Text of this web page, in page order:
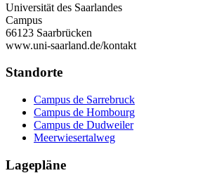
Universität des Saarlandes
Campus
66123 Saarbrücken
www.uni-saarland.de/kontakt
Standorte
Campus de Sarrebruck
Campus de Hombourg
Campus de Dudweiler
Meerwiesertalweg
Lagepläne